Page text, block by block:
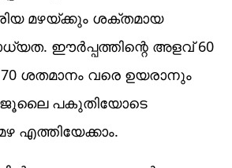
മഴയ്ക്കും ശക്തമായ
ഈര്‍പ്പത്തിന്റെ അളവ് 60
ശതമാനം വരെ ഉയരാനും
പകുതിയോടെ
എത്തിയേക്കാം.